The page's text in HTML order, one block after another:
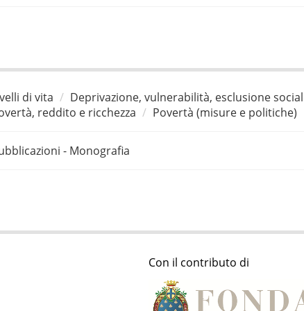
di vita
Deprivazione, vulnerabilità, esclusione
reddito e ricchezza
Povertà (misure e politiche)
- Monografia
Con il contributo di